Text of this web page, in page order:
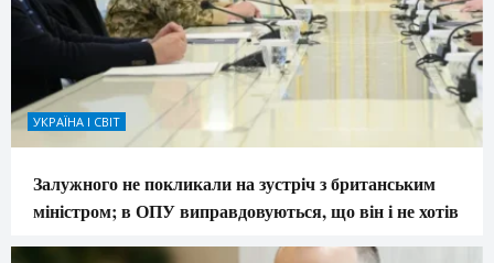
УКРАЇНА І СВІТ
Залужного не покликали на зустріч з британським
міністром; в ОПУ виправдовуються, що він і не хотів